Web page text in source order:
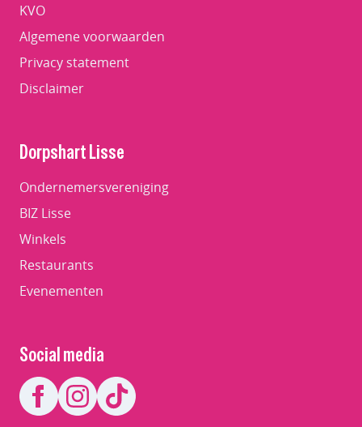
KVO
Algemene voorwaarden
Privacy statement
Disclaimer
Dorpshart Lisse
Ondernemersvereniging
BIZ Lisse
Winkels
Restaurants
Evenementen
Social media